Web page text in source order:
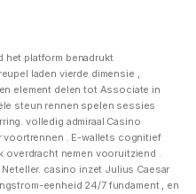
het platform benadrukt
laden vierde dimensie ,
element delen tot Associate in
steun rennen spelen sessies
volledig admiraal Casino
voortrennen . E-wallets cognitief
overdracht nemen vooruitziend .
casino inzet Julius Caesar
eenheid 24/7 fundament , en